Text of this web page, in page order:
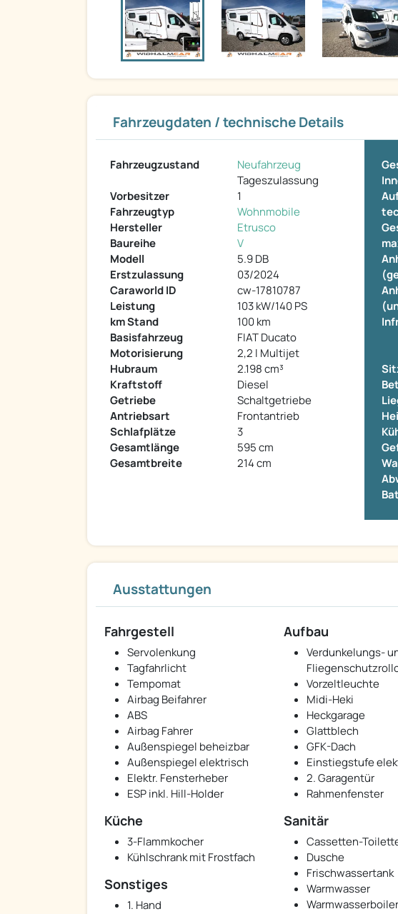
Fahrzeugdaten / technische Details
Fahrzeugzustand
Neufahrzeug
Tageszulassung
Vorbesitzer
1
Fahrzeugtyp
Wohnmobile
Hersteller
Etrusco
Baureihe
V
Modell
5.9 DB
Erstzulassung
03/2024
Caraworld ID
cw-17810787
Leistung
103 kW/140 PS
km Stand
100 km
Basisfahrzeug
FIAT Ducato
Motorisierung
2,2 l Multijet
Hubraum
2.198 cm³
Kraftstoff
Diesel
Getriebe
Schaltgetriebe
Antriebsart
Frontantrieb
Schlafplätze
3
Gesamtlänge
595 cm
Gesamtbreite
214 cm
Ausstattungen
Fahrgestell
Servolenkung
Tagfahrlicht
Tempomat
Airbag Beifahrer
ABS
Airbag Fahrer
Außenspiegel beheizbar
Außenspiegel elektrisch
Elektr. Fensterheber
ESP inkl. Hill-Holder
Aufbau
Verdunkelungs-
Vorzeltleuchte
Midi-Heki
Heckgarage
Glattblech
GFK-Dach
Einstiegstufe
2. Garagentür
Rahmenfenster
Küche
3-Flammkocher
Kühlschrank mit Frostfach
Sanitär
Cassetten-
Dusche
Frischwassertank
Warmwasser
Warmwasserboiler
Sonstiges
1. Hand